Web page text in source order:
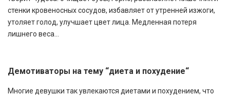
стенки кровеносных сосудов, избавляет от утренней изжоги,
утоляет голод, улучшает цвет лица. Медленная потеря
лишнего веса...
Демотиваторы на тему “диета и похудение“
Многие девушки так увлекаются диетами и похудением, что